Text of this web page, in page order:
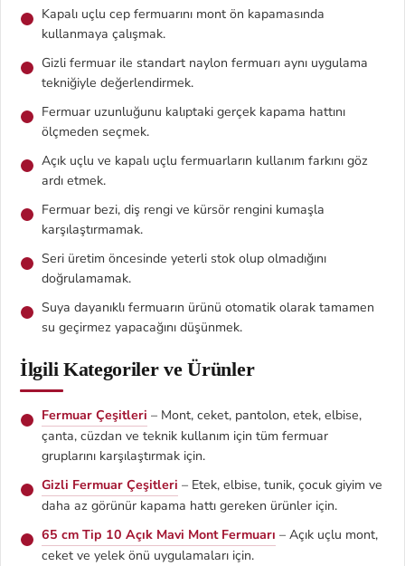
Kapalı uçlu cep fermuarını mont ön kapamasında
kullanmaya çalışmak.
Gizli fermuar ile standart naylon fermuarı aynı uygulama
tekniğiyle değerlendirmek.
Fermuar uzunluğunu kalıptaki gerçek kapama hattını
ölçmeden seçmek.
Açık uçlu ve kapalı uçlu fermuarların kullanım farkını göz
ardı etmek.
Fermuar bezi, diş rengi ve kürsör rengini kumaşla
karşılaştırmamak.
Seri üretim öncesinde yeterli stok olup olmadığını
doğrulamamak.
Suya dayanıklı fermuarın ürünü otomatik olarak tamamen
su geçirmez yapacağını düşünmek.
İlgili Kategoriler ve Ürünler
Fermuar Çeşitleri – Mont, ceket, pantolon, etek, elbise,
çanta, cüzdan ve teknik kullanım için tüm fermuar
gruplarını karşılaştırmak için.
Gizli Fermuar Çeşitleri – Etek, elbise, tunik, çocuk giyim ve
daha az görünür kapama hattı gereken ürünler için.
65 cm Tip 10 Açık Mavi Mont Fermuarı – Açık uçlu mont,
ceket ve yelek önü uygulamaları için.